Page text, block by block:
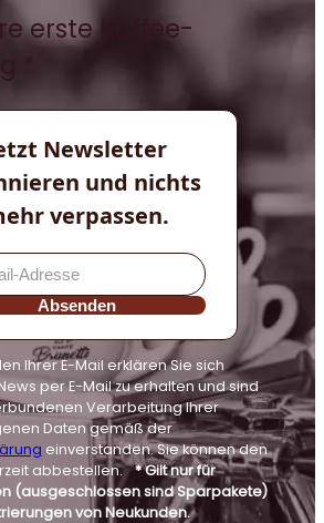
erste Kaffee-
*
Newsletter
und nichts
verpassen.
Absenden
Ihrer E-Mail erklären Sie sich
per E-Mail zu erhalten und sind
Verarbeitung Ihrer
Daten gemäß der
einverstanden. Sie können den
abbestellen.* Gilt nur für
(ausgeschlossen sind Sparpakete)
von Neukunden.